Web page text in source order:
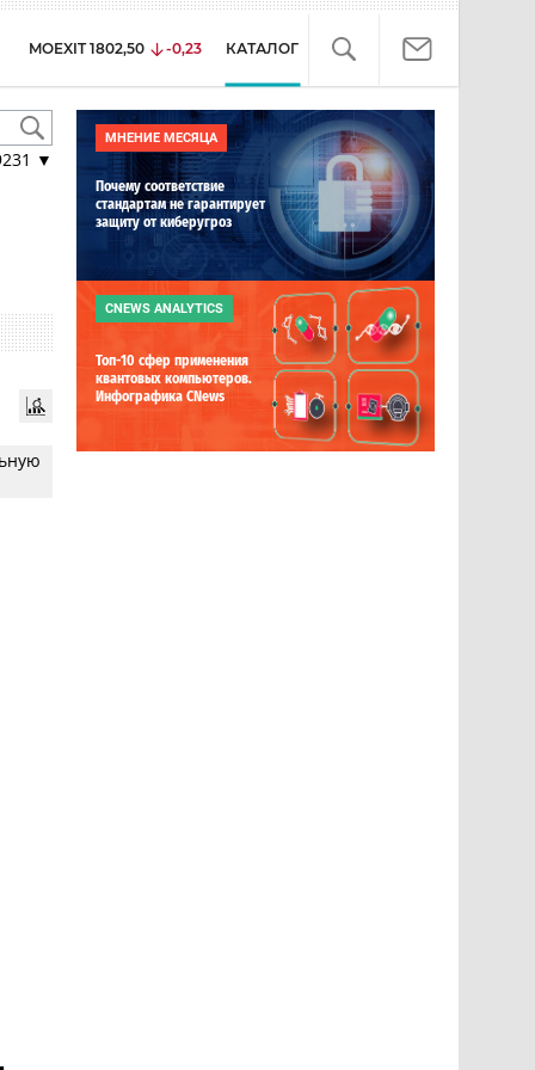
MOEXIT 1802,50 -0,23 КАТАЛОГ
▼
МНЕНИЕ МЕСЯЦА
Почему соответствие
стандартам не гарантирует
защиту от киберугроз
CNEWS ANALYTICS
Топ-10 сфер применения
квантовых компьютеров.
Инфографика CNews